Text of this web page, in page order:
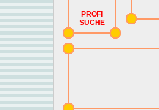
PROFI
SUCHE